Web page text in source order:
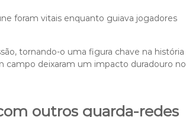
foram vitais enquanto guiava jogadores
tornando-o uma figura chave na história
campo deixaram um impacto duradouro no
outros guarda-redes